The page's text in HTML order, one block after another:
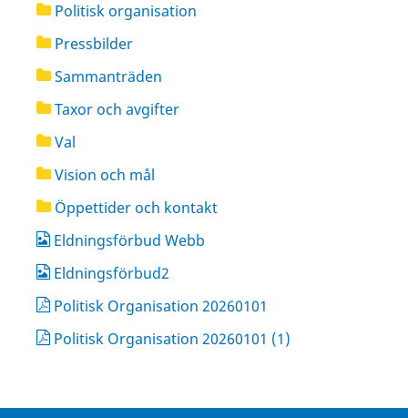
Politisk organisation
Pressbilder
Sammanträden
Taxor och avgifter
Val
Vision och mål
Öppettider och kontakt
Eldningsförbud Webb
Eldningsförbud2
Politisk Organisation 20260101
Politisk Organisation 20260101 (1)